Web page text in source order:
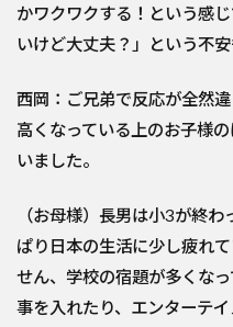
かワクワクする！という感
いけど大丈夫？」という不安
西岡：ご兄弟で反応が全然
高くなっている上のお子様
いました。
（お母様）長男は小3が終
ぱり日本の生活に少し疲れ
せん、学校の宿題が多くな
事を入れたり、エンターテ